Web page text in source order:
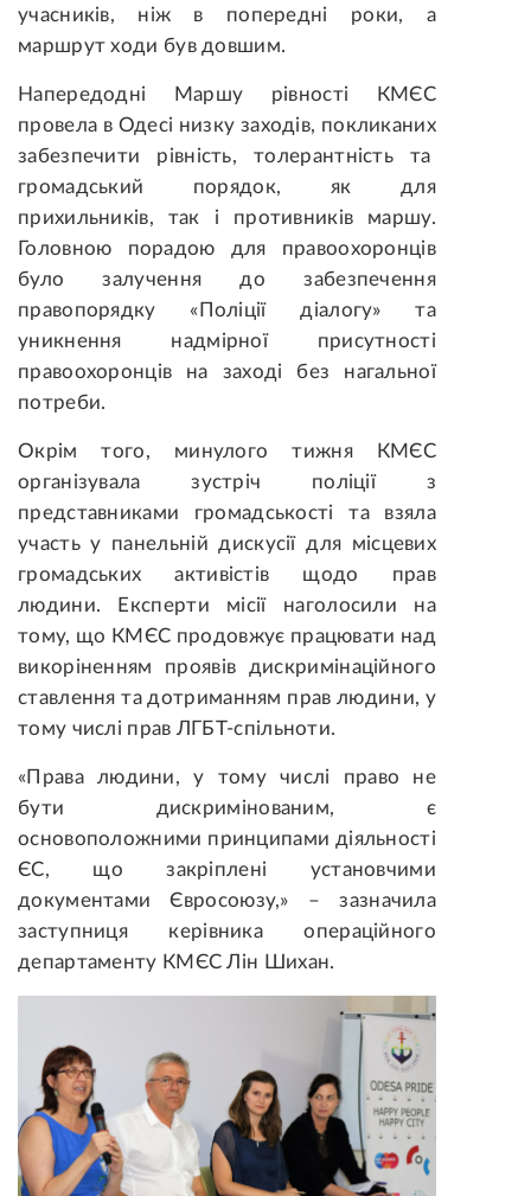
учасників, ніж в попередні роки, а
маршрут ходи був довшим.
Напередодні Маршу рівності КМЄС
провела в Одесі низку заходів, покликаних
забезпечити рівність, толерантність та
громадський порядок, як для
прихильників, так і противників маршу.
Головною порадою для правоохоронців
було залучення до забезпечення
правопорядку «Поліції діалогу» та
уникнення надмірної присутності
правоохоронців на заході без нагальної
потреби.
Окрім того, минулого тижня КМЄС
організувала зустріч поліції з
представниками громадськості та взяла
участь у панельній дискусії для місцевих
громадських активістів щодо прав
людини. Експерти місії наголосили на
тому, що КМЄС продовжує працювати над
викоріненням проявів дискримінаційного
ставлення та дотриманням прав людини, у
тому числі прав ЛГБТ-спільноти.
«Права людини, у тому числі право не
бути дискримінованим, є
основоположними принципами діяльності
ЄС, що закріплені установчими
документами Євросоюзу,» – зазначила
заступниця керівника операційного
департаменту КМЄС Лін Шихан.